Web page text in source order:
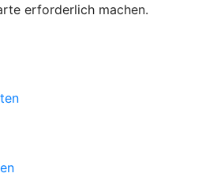
erforderlich machen.